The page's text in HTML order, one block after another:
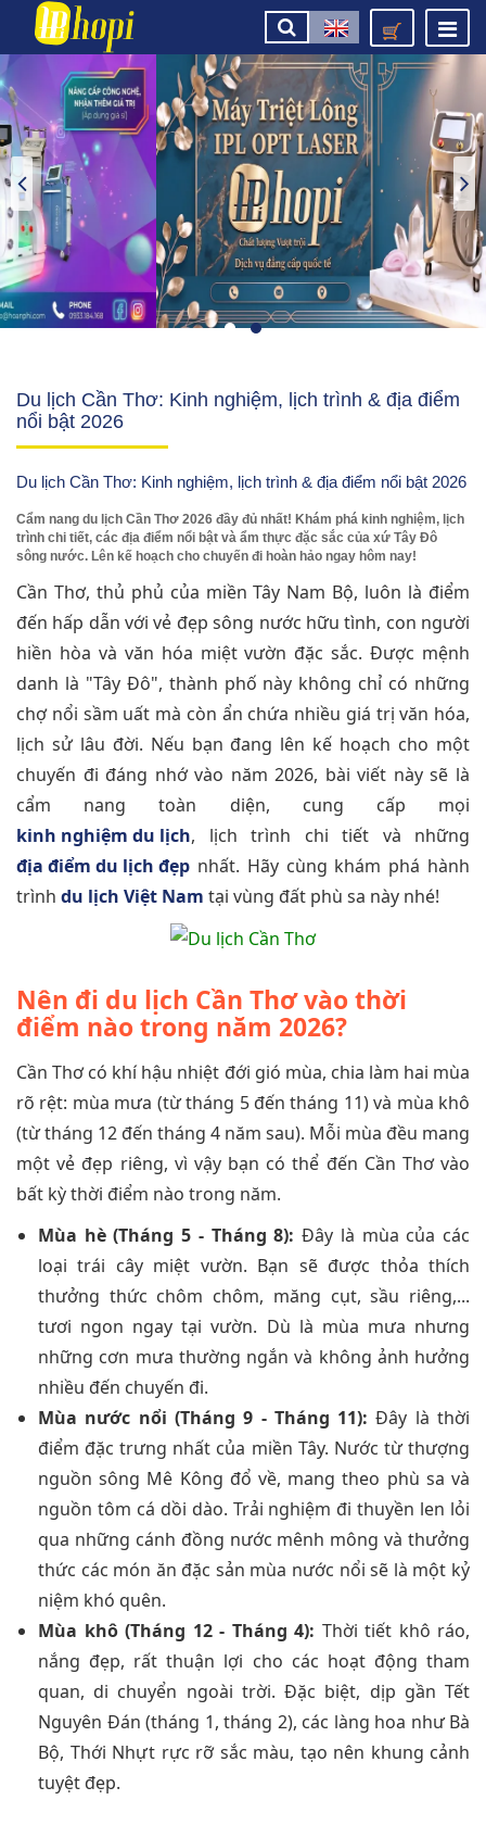
Du lịch Cần Thơ: Kinh nghiệm, lịch trình & địa điểm
nổi bật 2026
Du lịch Cần Thơ: Kinh nghiệm, lịch trình & địa điểm nổi bật 2026
Cẩm nang du lịch Cần Thơ 2026 đầy đủ nhất! Khám phá kinh nghiệm, lịch
trình chi tiết, các địa điểm nổi bật và ẩm thực đặc sắc của xứ Tây Đô
sông nước. Lên kế hoạch cho chuyến đi hoàn hảo ngay hôm nay!
Cần Thơ, thủ phủ của miền Tây Nam Bộ, luôn là điểm
đến hấp dẫn với vẻ đẹp sông nước hữu tình, con người
hiền hòa và văn hóa miệt vườn đặc sắc. Được mệnh
danh là "Tây Đô", thành phố này không chỉ có những
chợ nổi sầm uất mà còn ẩn chứa nhiều giá trị văn hóa,
lịch sử lâu đời. Nếu bạn đang lên kế hoạch cho một
chuyến đi đáng nhớ vào năm 2026, bài viết này sẽ là
cẩm nang toàn diện, cung cấp mọi
kinh nghiệm du lịch, lịch trình chi tiết và những
địa điểm du lịch đẹp nhất. Hãy cùng khám phá hành
trình du lịch Việt Nam tại vùng đất phù sa này nhé!
Nên đi du lịch Cần Thơ vào thời
điểm nào trong năm 2026?
Cần Thơ có khí hậu nhiệt đới gió mùa, chia làm hai mùa
rõ rệt: mùa mưa (từ tháng 5 đến tháng 11) và mùa khô
(từ tháng 12 đến tháng 4 năm sau). Mỗi mùa đều mang
một vẻ đẹp riêng, vì vậy bạn có thể đến Cần Thơ vào
bất kỳ thời điểm nào trong năm.
Mùa hè (Tháng 5 - Tháng 8): Đây là mùa của các
loại trái cây miệt vườn. Bạn sẽ được thỏa thích
thưởng thức chôm chôm, măng cụt, sầu riêng,...
tươi ngon ngay tại vườn. Dù là mùa mưa nhưng
những cơn mưa thường ngắn và không ảnh hưởng
nhiều đến chuyến đi.
Mùa nước nổi (Tháng 9 - Tháng 11): Đây là thời
điểm đặc trưng nhất của miền Tây. Nước từ thượng
nguồn sông Mê Kông đổ về, mang theo phù sa và
nguồn tôm cá dồi dào. Trải nghiệm đi thuyền len lỏi
qua những cánh đồng nước mênh mông và thưởng
thức các món ăn đặc sản mùa nước nổi sẽ là một kỷ
niệm khó quên.
Mùa khô (Tháng 12 - Tháng 4): Thời tiết khô ráo,
nắng đẹp, rất thuận lợi cho các hoạt động tham
quan, di chuyển ngoài trời. Đặc biệt, dịp gần Tết
Nguyên Đán (tháng 1, tháng 2), các làng hoa như Bà
Bộ, Thới Nhựt rực rỡ sắc màu, tạo nên khung cảnh
tuyệt đẹp.